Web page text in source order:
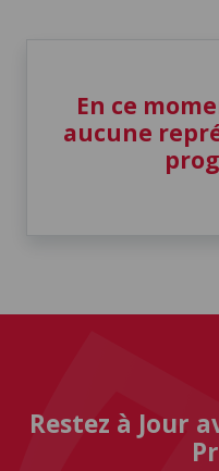
En ce
aucune
Restez à Jour